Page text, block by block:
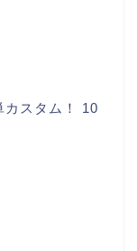
スタム！ 10